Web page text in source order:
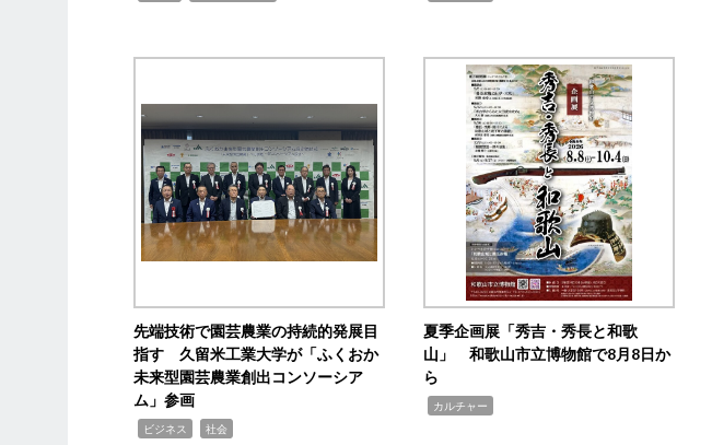
先端技術で園芸農業の持続的発展目
指す 久留米工業大学が「ふくおか
未来型園芸農業創出コンソーシア
ム」参画
ビジネス 社会
夏季企画展「秀吉・秀長と和歌
山」 和歌山市立博物館で8月8日か
ら
カルチャー